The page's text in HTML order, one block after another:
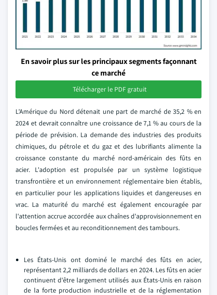
En savoir plus sur les principaux segments façonnant
ce marché
Télécharger le PDF gratuit
L'Amérique du Nord détenait une part de marché de 35,2 % en
2024 et devrait connaître une croissance de 7,1 % au cours de la
période de prévision. La demande des industries des produits
chimiques, du pétrole et du gaz et des lubrifiants alimente la
croissance constante du marché nord-américain des fûts en
acier. L'adoption est propulsée par un système logistique
transfrontière et un environnement réglementaire bien établis,
en particulier pour les applications liquides et dangereuses en
vrac. La maturité du marché est également encouragée par
l'attention accrue accordée aux chaînes d'approvisionnement en
boucles fermées et au reconditionnement des tambours.
Les États-Unis ont dominé le marché des fûts en acier,
représentant 2,2 milliards de dollars en 2024. Les fûts en acier
continuent d'être largement utilisés aux États-Unis en raison
de la forte production industrielle et de la réglementation